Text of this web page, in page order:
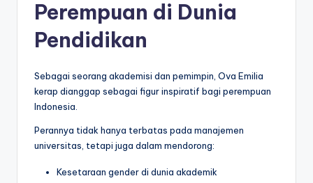
Perempuan di Dunia
Pendidikan
Sebagai seorang akademisi dan pemimpin, Ova Emilia
kerap dianggap sebagai figur inspiratif bagi perempuan
Indonesia.
Perannya tidak hanya terbatas pada manajemen
universitas, tetapi juga dalam mendorong:
Kesetaraan gender di dunia akademik